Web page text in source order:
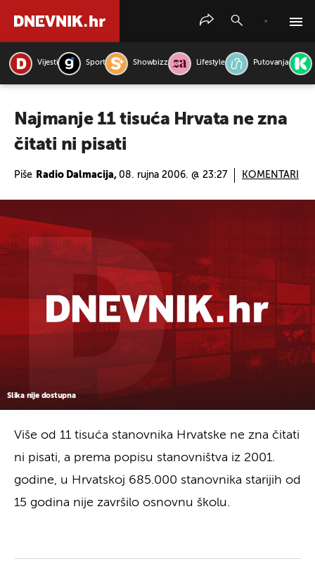
Vijesti Sport Showbizz Lifestyle Putovanja
Najmanje 11 tisuća Hrvata ne zna
čitati ni pisati
Piše Radio Dalmacija, 08. rujna 2006. @ 23:27 KOMENTARI
Slika nije dostupna
Više od 11 tisuća stanovnika Hrvatske ne zna čitati
ni pisati, a prema popisu stanovništva iz 2001.
godine, u Hrvatskoj 685.000 stanovnika starijih od
15 godina nije završilo osnovnu školu.
PRETRAŽITE VIJESTI